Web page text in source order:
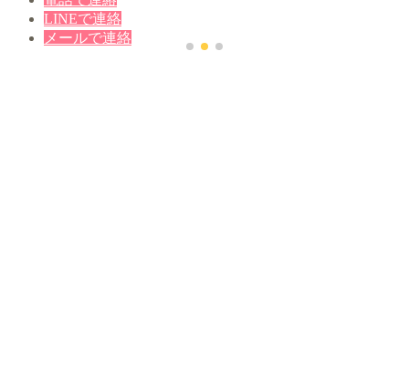
LINEで連絡
メールで連絡